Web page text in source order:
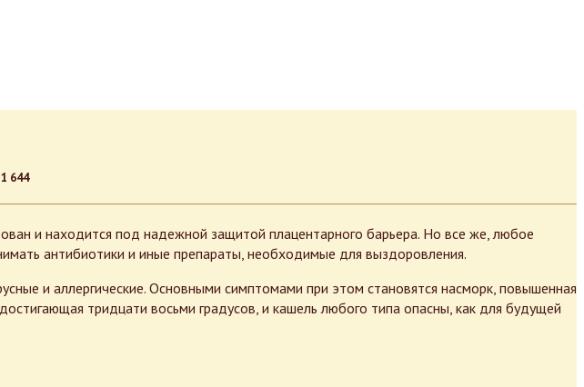
644
и находится под надежной защитой плацентарного барьера. Но все же, любое
антибиотики и иные препараты, необходимые для выздоровления.
и аллергические. Основными симптомами при этом становятся насморк, повышенная
тридцати восьми градусов, и кашель любого типа опасны, как для будущей